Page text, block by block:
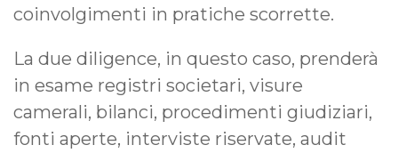
coinvolgimenti in pratiche scorrette.
La due diligence, in questo caso, prenderà
in esame registri societari, visure
camerali, bilanci, procedimenti giudiziari,
fonti aperte, interviste riservate, audit